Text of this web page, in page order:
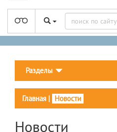
Разделы
Главная | Новости
Новости